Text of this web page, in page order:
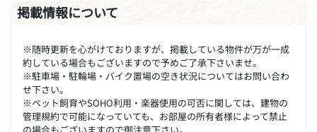
掲載情報について
※随時更新を心がけておりますが、掲載している物件が万が一成
約している場合もございますので予めご了承下さいませ。
※駐車場・駐輪場・バイク置場の空き状況についてはお問い合わ
せ下さい。
※ペット飼育やSOHO利用・楽器使用の可否に関しては、建物の
管理規約で可能になっていても、お部屋の所有者様によって禁止